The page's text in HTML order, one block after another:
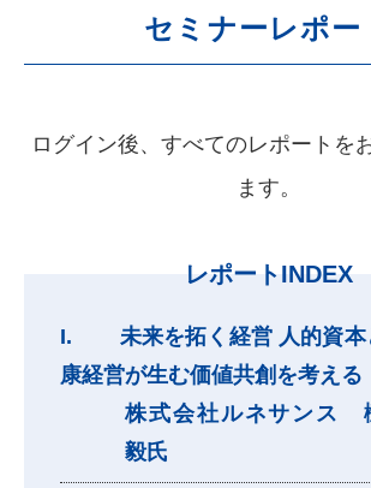
セミナーレポー
ログイン後、すべてのレポートを
ます。
レポートINDEX
未来を拓く経営 人的資本
康経営が生む価値共創を考える
株式会社ルネサンス
毅氏